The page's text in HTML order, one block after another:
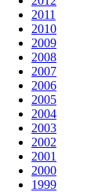
2011
2010
2009
2008
2007
2006
2005
2004
2003
2002
2001
2000
1999